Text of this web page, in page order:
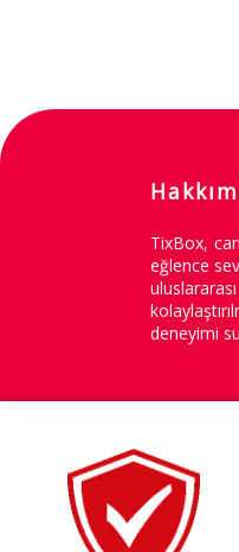
TixBox,
eğlence
deneyimi
Copyright